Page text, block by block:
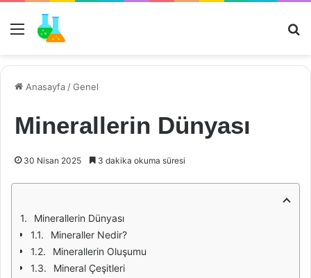
Menü
Anasayfa /Genel
Minerallerin Dünyası
30 Nisan 2025 3 dakika okuma süresi
Minerallerin Dünyası
Mineraller Nedir?
Minerallerin Oluşumu
Mineral Çeşitleri